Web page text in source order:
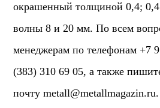
окрашенный толщиной 0,4;
волны 8 и 20 мм. По всем
менеджерам по телефонам +7
(383) 310 69 05, а также
почтуmetall@metallmagazin.ru